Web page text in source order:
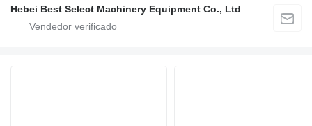
Hebei Best Select Machinery Equipment Co., Ltd